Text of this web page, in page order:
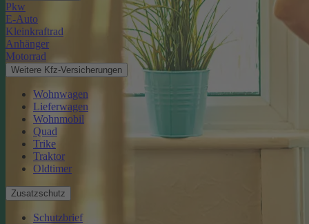
Pkw
E-Auto
Kleinkraftrad
Anhänger
Motorrad
Weitere Kfz-Versicherungen
Wohnwagen
Lieferwagen
Wohnmobil
Quad
Trike
Traktor
Oldtimer
Zusatzschutz
Schutzbrief